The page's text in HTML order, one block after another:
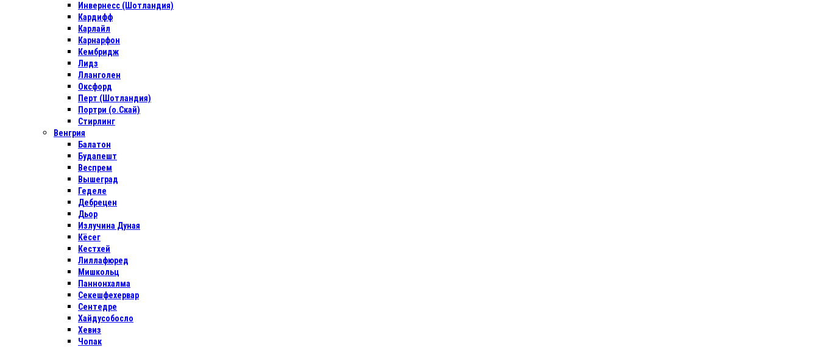
Инвернесс (Шотландия)
Кардифф
Карлайл
Карнарфон
Кембридж
Лидз
Лланголен
Оксфорд
Перт (Шотландия)
Портри (о.Скай)
Стирлинг
Венгрия
Балатон
Будапешт
Веспрем
Вышеград
Геделе
Дебрецен
Дьор
Излучина Дуная
Кёсег
Кестхей
Лиллафюред
Мишкольц
Паннонхалма
Секешфехервар
Сентедре
Хайдусобосло
Хевиз
Чопак